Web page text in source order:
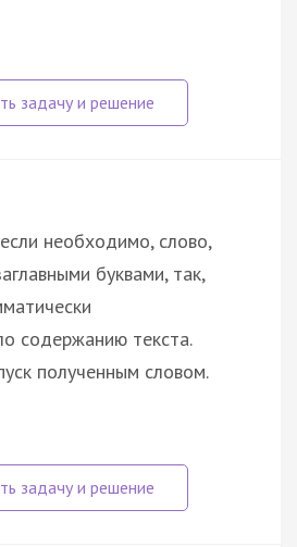
необходимо, слово,
буквами, так,
содержанию текста.
полученным словом.